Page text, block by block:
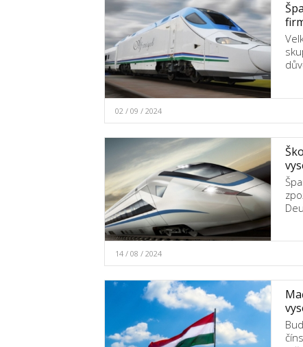
02 / 09 / 2024
14 / 08 / 2024